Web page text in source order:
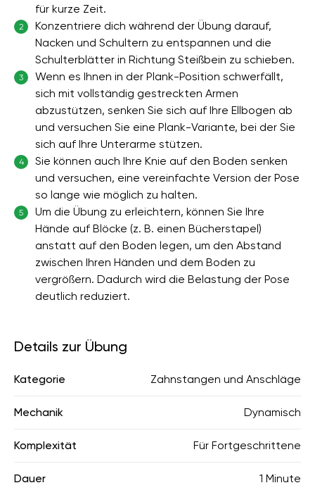
für kurze Zeit.
2
Konzentriere dich während der Übung darauf,
Nacken und Schultern zu entspannen und die
Schulterblätter in Richtung Steißbein zu schieben.
3
Wenn es Ihnen in der Plank-Position schwerfällt,
sich mit vollständig gestreckten Armen
abzustützen, senken Sie sich auf Ihre Ellbogen ab
und versuchen Sie eine Plank-Variante, bei der Sie
sich auf Ihre Unterarme stützen.
4
Sie können auch Ihre Knie auf den Boden senken
und versuchen, eine vereinfachte Version der Pose
so lange wie möglich zu halten.
5
Um die Übung zu erleichtern, können Sie Ihre
Hände auf Blöcke (z. B. einen Bücherstapel)
anstatt auf den Boden legen, um den Abstand
zwischen Ihren Händen und dem Boden zu
vergrößern. Dadurch wird die Belastung der Pose
deutlich reduziert.
Details zur Übung
Kategorie Zahnstangen und Anschläge
Mechanik Dynamisch
Komplexität Für Fortgeschrittene
Dauer 1 Minute